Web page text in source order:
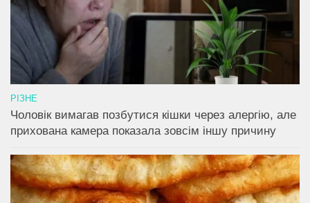
РІЗНЕ
Чоловік вимагав позбутися кішки через алергію, але
прихована камера показала зовсім іншу причину